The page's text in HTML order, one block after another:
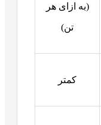
(به ازای هر
تن)
کمتر